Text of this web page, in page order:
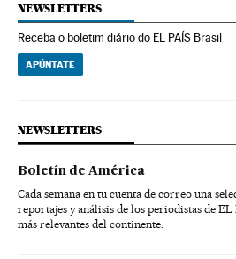
NEWSLETTERS
Receba o boletim diário do EL PAÍS Brasil
APÚNTATE
NEWSLETTERS
Boletín de América
Cada semana en tu cuenta de correo una
reportajes y análisis de los periodistas de
más relevantes del continente.